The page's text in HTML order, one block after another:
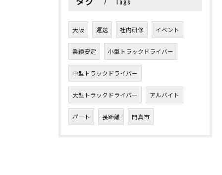
大阪 運送 社内研修 イベント
業績安定 小型トラックドライバー
中型トラックドライバー
大型トラックドライバー アルバイト
パート 長距離 門真市